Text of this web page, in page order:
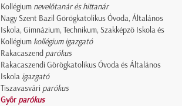
Kollégium nevelőtanár és hittanár
Nagy Szent Bazil Görögkatolikus Óvoda, Általános
Iskola, Gimnázium, Technikum, Szakképző Iskola és
Kollégium kollégium igazgató
Rakacaszend parókus
Rakacaszendi Görögkatolikus Óvoda és Általános
Iskola igazgató
Tiszavasvári parókus
Győr parókus